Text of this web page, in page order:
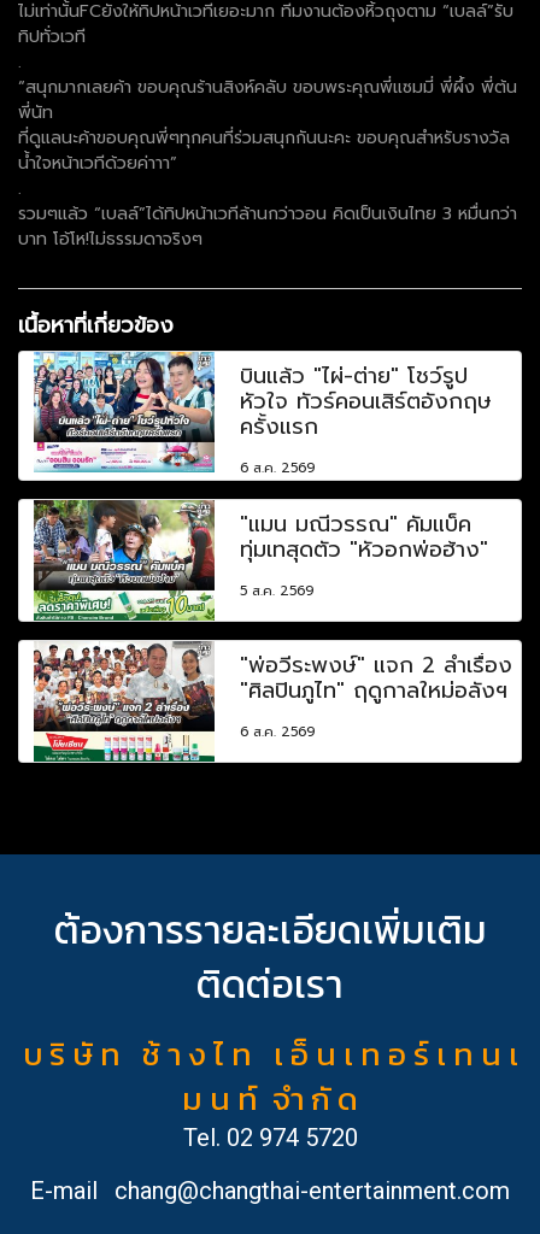
ไม่เท่านั้นFCยังให้ทิปหน้าเวทีเยอะมาก ทีมงานต้องหิ้วถุงตาม “เบลล์”รับ
ทิปทั่วเวที
.
“สนุกมากเลยค้า ขอบคุณร้านสิงห์คลับ ขอบพระคุณพี่แซมมี่ พี่ผึ้ง พี่ต้น
พี่นัท
ที่ดูแลนะค้าขอบคุณพี่ๆทุกคนที่ร่วมสนุกกันนะคะ ขอบคุณสำหรับรางวัล
น้ำใจหน้าเวทีด้วยค่าาา”
.
รวมๆแล้ว “เบลล์”ได้ทิปหน้าเวทีล้านกว่าวอน คิดเป็นเงินไทย 3 หมื่นกว่า
บาท โอ้โห!ไม่ธรรมดาจริงๆ
เนื้อหาที่เกี่ยวข้อง
บินแล้ว "ไผ่-ต่าย" โชว์รูป
หัวใจ ทัวร์คอนเสิร์ตอังกฤษ
ครั้งแรก
6 ส.ค. 2569
"แมน มณีวรรณ" คัมแบ็ค
ทุ่มเทสุดตัว "หัวอกพ่อฮ้าง"
5 ส.ค. 2569
"พ่อวีระพงษ์" แจก 2 ลำเรื่อง
"ศิลปินภูไท" ฤดูกาลใหม่อลังฯ
6 ส.ค. 2569
ต้องการรายละเอียดเพิ่มเติม
ติดต่อเรา
บ ริ ษั ท ช้ า ง ไ ท เ อ็ น เ ท อ ร์ เ ท น เ
ม น ท์ จำ กั ด
Tel. 02 974 5720
E-mail
chang@changthai-entertainment.com